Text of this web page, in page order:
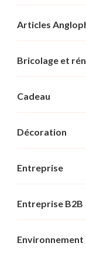
Articles
Bricolage et
Cadeau
Décoration
Entreprise
Entreprise B2B